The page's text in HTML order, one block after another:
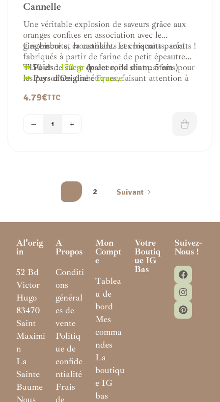
Cannelle
Une véritable explosion de saveurs grâce aux
oranges confites en association avec le
gingembre et la cannelle. Les biscuits parfaits !
Ces biscuits, croustillants et croquants, sont
fabriqués à partir de farine de petit épeautre
T150 et de sucre de coco, ils sont parfaits pour
les personnes diabétiques, faisant attention à
⇒Poids :170 gr(palet rond diam. 5 cm )
⇒Pays d’Origine:France
4.79€TTC
2 Suivant
Al'orig
In
52 Bd
Victor
Hugo
83470
Saint
Maximi
n
La
Sainte
Baume
Nous
A
Propos
Conditi
ons
général
es de
vente
Politiq
ue de
confide
ntialité
Frais
de
Mon
Compt
E
Tablea
u de
bord
Mes
comma
ndes
La
boutiqu
e IG
bas
Votre
Boutiq
Ue IG
Bas
Suivez-
Nous !